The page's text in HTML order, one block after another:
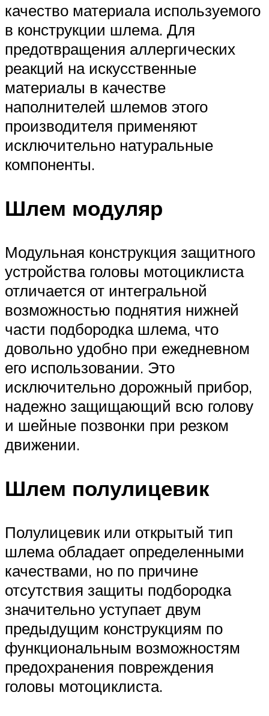
качество материала используемого
в конструкции шлема. Для
предотвращения аллергических
реакций на искусственные
материалы в качестве
наполнителей шлемов этого
производителя применяют
исключительно натуральные
компоненты.
Шлем модуляр
Модульная конструкция защитного
устройства головы мотоциклиста
отличается от интегральной
возможностью поднятия нижней
части подбородка шлема, что
довольно удобно при ежедневном
его использовании. Это
исключительно дорожный прибор,
надежно защищающий всю голову
и шейные позвонки при резком
движении.
Шлем полулицевик
Полулицевик или открытый тип
шлема обладает определенными
качествами, но по причине
отсутствия защиты подбородка
значительно уступает двум
предыдущим конструкциям по
функциональным возможностям
предохранения повреждения
головы мотоциклиста.